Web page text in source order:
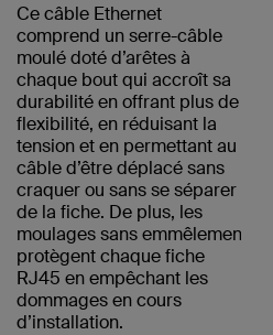
Ce câble Ethernet
comprend un serre-câble
moulé doté d’arêtes à
chaque bout qui accroît sa
durabilité en offrant plus de
flexibilité, en réduisant la
tension et en permettant au
câble d’être déplacé sans
craquer ou sans se séparer
de la fiche. De plus, les
moulages sans emmêlement
protègent chaque fiche
RJ45 en empêchant les
dommages en cours
d’installation.